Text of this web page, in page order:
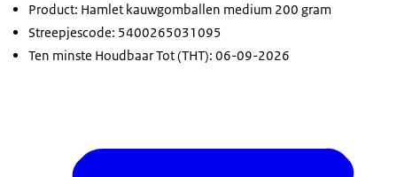
Product: Hamlet kauwgomballen medium 200 gram
Streepjescode: 5400265031095
Ten minste Houdbaar Tot (THT): 06-09-2026